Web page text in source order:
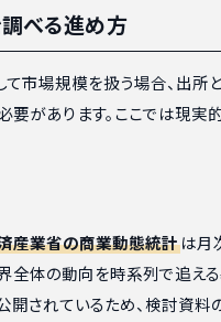
調べる進め方
市場規模を扱う場合、出所
要があります。ここでは現実
産業省の商業動態統計は月
全体の動向を時系列で追え
開されているため、検討資料